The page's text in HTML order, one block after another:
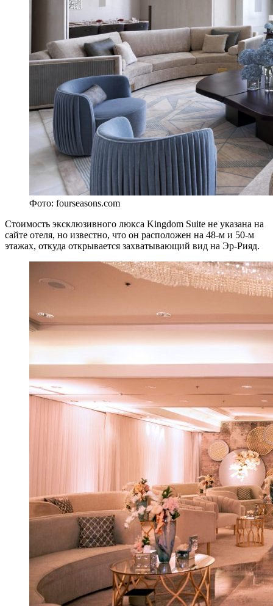
Фото: fourseasons.com
Стоимость эксклюзивного люкса Kingdom Suite не указана на
сайте отеля, но известно, что он расположен на 48-м и 50-м
этажах, откуда открывается захватывающий вид на Эр-Рияд.